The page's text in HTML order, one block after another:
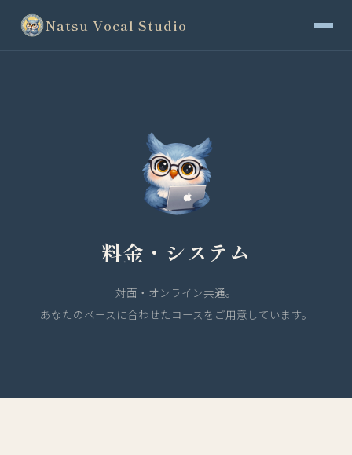
Natsu Vocal Studio
料金・システム
対面・オンライン共通。
あなたのペースに合わせたコースをご用意しています。